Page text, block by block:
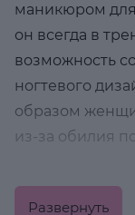
маникюром
он всегда в
возможность
ногтевого
образом
из-за обилия
серо
Развернуть